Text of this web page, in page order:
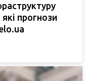
прогнози